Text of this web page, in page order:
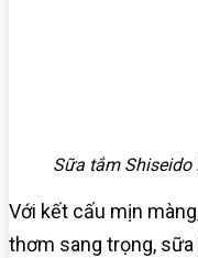
Sữa tắm Shiseido
Với kết cấu mịn
thơm sang trọng,